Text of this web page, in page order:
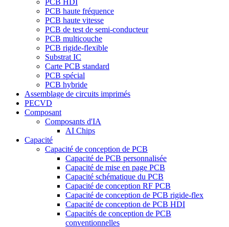
PCB HDI
PCB haute fréquence
PCB haute vitesse
PCB de test de semi-conducteur
PCB multicouche
PCB rigide-flexible
Substrat IC
Carte PCB standard
PCB spécial
PCB hybride
Assemblage de circuits imprimés
PECVD
Composant
Composants d'IA
AI Chips
Capacité
Capacité de conception de PCB
Capacité de PCB personnalisée
Capacité de mise en page PCB
Capacité schématique du PCB
Capacité de conception RF PCB
Capacité de conception de PCB rigide-flex
Capacité de conception de PCB HDI
Capacités de conception de PCB
conventionnelles